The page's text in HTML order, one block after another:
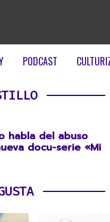
PODCAST
habla del abuso
docu-serie «Mi